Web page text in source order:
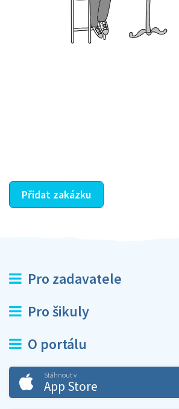
Přidat zakázku
Pro zadavatele
Pro šikuly
O portálu
Stáhnout v
App Store